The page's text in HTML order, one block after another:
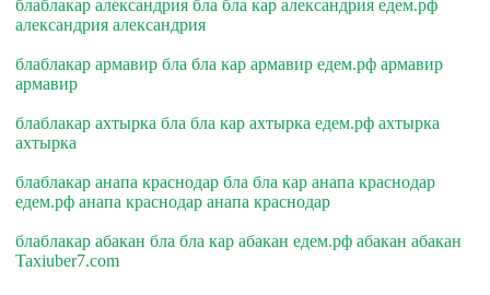
блаблакар александрия бла бла кар александрия едем.рф
александрия александрия
блаблакар армавир бла бла кар армавир едем.рф армавир
армавир
блаблакар ахтырка бла бла кар ахтырка едем.рф ахтырка
ахтырка
блаблакар анапа краснодар бла бла кар анапа краснодар
едем.рф анапа краснодар анапа краснодар
блаблакар абакан бла бла кар абакан едем.рф абакан абакан
Taxiuber7.com